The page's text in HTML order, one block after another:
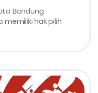
Bandung
hak pilih